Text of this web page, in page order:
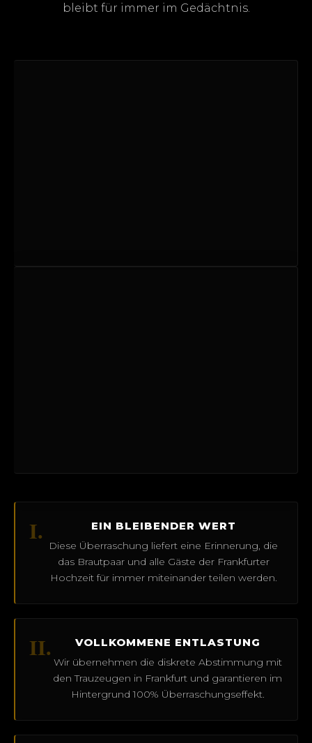
bleibt für immer im Gedächtnis.
I. EIN BLEIBENDER WERT
Diese Überraschung liefert eine Erinnerung, die
das Brautpaar und alle Gäste der Frankfurter
Hochzeit für immer miteinander teilen werden.
II. VOLLKOMMENE ENTLASTUNG
Wir übernehmen die diskrete Abstimmung mit
den Trauzeugen in Frankfurt und garantieren im
Hintergrund 100% Überraschungseffekt.